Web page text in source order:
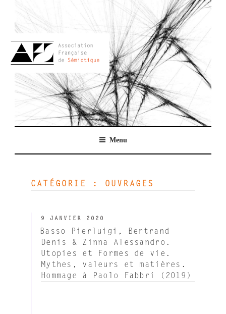
contenu
AFSEMIO.FR
Menu
CATÉGORIE : OUVRAGES
PUBLIÉ
LE
9 JANVIER 2020
Basso Pierluigi, Bertrand
Denis & Zinna Alessandro.
Utopies et Formes de vie.
Mythes, valeurs et matières.
Hommage à Paolo Fabbri (2019)